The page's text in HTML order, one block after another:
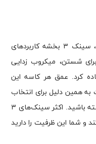
برای استفاده در بخش پشتی آشپزخانه، سینک ۳ بخشه کاربردهای
شستن، میکروب زدایی
کرد. عمق هر کاسه این
همین دلیل برای انتخاب
دقیق لازم است تا نیازسنجی دقیقی داشته باشید. اکثر سینک‌های ۳
و شما این ظرفیت را دارید